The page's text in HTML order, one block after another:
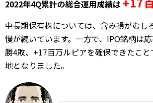
2022年4Q累計の総合運用成績は
中長期保有株については、含み損がむし
慢が続いています。一方で、IPO銘柄は
勝4敗、+17百万ルピアを確保できたこ
地となりました。